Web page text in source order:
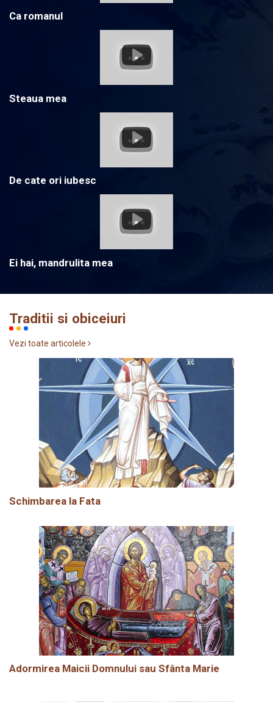
Ca romanul
Steaua mea
De cate ori iubesc
Ei hai, mandrulita mea
Traditii si obiceiuri
Vezi toate articolele
Schimbarea la Fata
Adormirea Maicii Domnului sau Sfânta Marie